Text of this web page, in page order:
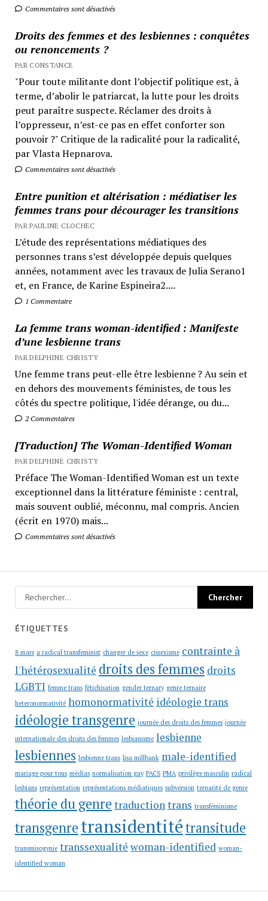
Commentaires sont désactivés
Droits des femmes et des lesbiennes : conquêtes
ou renoncements ?
PAR CONSTANCE
"Pour toute militante dont l’objectif politique est, à
terme, d’abolir le patriarcat, la lutte pour les droits
peut paraître suspecte. Réclamer des droits à
l’oppresseur, n’est-ce pas en effet conforter son
pouvoir ?" Critique de la radicalité pour la radicalité,
par Vlasta Hepnarova.
Commentaires sont désactivés
Entre punition et altérisation : médiatiser les
femmes trans pour décourager les transitions
PAR PAULINE CLOCHEC
L’étude des représentations médiatiques des
personnes trans s’est développée depuis quelques
années, notamment avec les travaux de Julia Serano1
et, en France, de Karine Espineira2....
1 Commentaire
La femme trans woman-identified : Manifeste
d’une lesbienne trans
PAR DELPHINE CHRISTY
Une femme trans peut-elle être lesbienne ? Au sein et
en dehors des mouvements féministes, de tous les
côtés du spectre politique, l'idée dérange, ou du...
2 Commentaires
[Traduction] The Woman-Identified Woman
PAR DELPHINE CHRISTY
Préface The Woman-Identified Woman est un texte
exceptionnel dans la littérature féministe : central,
mais souvent oublié, méconnu, mal compris. Ancien
(écrit en 1970) mais...
Commentaires sont désactivés
ÉTIQUETTES
8 mars a radical transfeminist changer de sexe cissexisme contrainte à
l'hétérosexualité droits des femmes droits
LGBTI femme trans fétichisation gender ternary genre ternaire
heteronormativité homonormativité idéologie trans
idéologie transgenre journée des droits des femmes journée
internationale des droits des femmes lesbianisme lesbienne
lesbiennes lesbienne trans lisa millbank male-identified
mariage pour tous médias normalisation gay PACS PMA privilège masculin radical
lesbians représentation représentations médiatiques subversion ternarité de genre
théorie du genretraductiontrans transféminisme
transgenretransidentitétransitude
transmisogynie transsexualité woman-identified woman-
identified woman